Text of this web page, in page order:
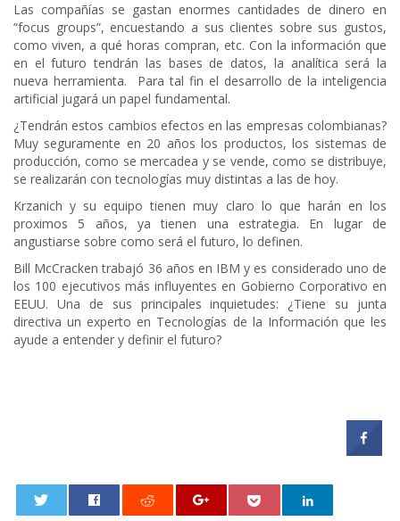
Las compañías se gastan enormes cantidades de dinero en
“focus groups”, encuestando a sus clientes sobre sus gustos,
como viven, a qué horas compran, etc. Con la información que
en el futuro tendrán las bases de datos, la analítica será la
nueva herramienta. Para tal fin el desarrollo de la inteligencia
artificial jugará un papel fundamental.
¿Tendrán estos cambios efectos en las empresas colombianas?
Muy seguramente en 20 años los productos, los sistemas de
producción, como se mercadea y se vende, como se distribuye,
se realizarán con tecnologías muy distintas a las de hoy.
Krzanich y su equipo tienen muy claro lo que harán en los
proximos 5 años, ya tienen una estrategia. En lugar de
angustiarse sobre como será el futuro, lo definen.
Bill McCracken trabajó 36 años en IBM y es considerado uno de
los 100 ejecutivos más influyentes en Gobierno Corporativo en
EEUU. Una de sus principales inquietudes: ¿Tiene su junta
directiva un experto en Tecnologías de la Información que les
ayude a entender y definir el futuro?